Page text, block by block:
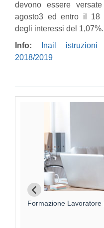
devono essere
agosto3 ed entro il 18
degli interessi del 1,07%.
Info:
Inail istruzioni
2018/2019
Formazione Lavoratore